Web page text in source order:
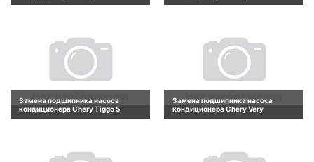
Замена подшипника насоса
кондиционера Chery Tiggo 5
Замена подшипника насоса
кондиционера Chery Very